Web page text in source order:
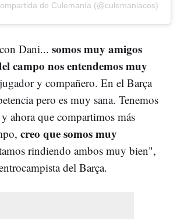
de Culemanía (@culemaniacos)
Dani... somos muy amigos
campo nos entendemos muy
y compañero. En el Barça
pero es muy sana. Tenemos
ahora que compartimos más
creo que somos muy
rindiendo ambos muy bien",
del Barça.